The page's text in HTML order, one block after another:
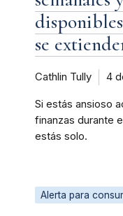
se
Cathlin Tully 4
Si estás ansioso
finanzas durante
estás solo.
Alerta para